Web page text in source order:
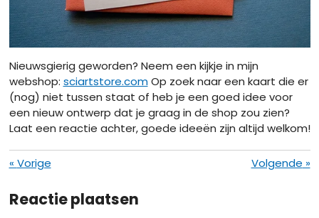
Nieuwsgierig geworden? Neem een kijkje in mijn
webshop: sciartstore.comOp zoek naar een kaart die er
(nog) niet tussen staat of heb je een goed idee voor
een nieuw ontwerp dat je graag in de shop zou zien?
Laat een reactie achter, goede ideeën zijn altijd welkom!
« Vorige Volgende »
Reactie plaatsen